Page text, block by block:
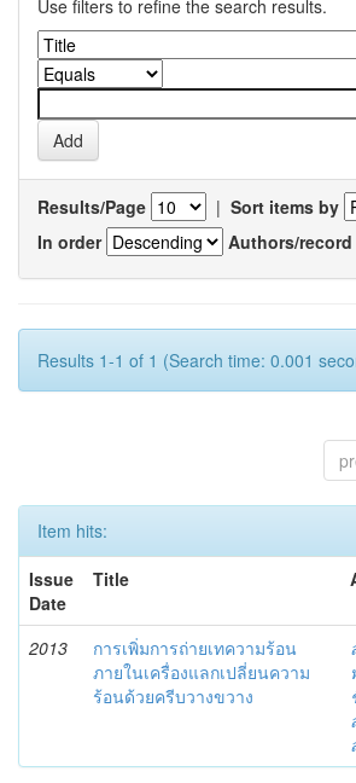
Use filters to refine the search results.
Results/Page | Sort items by
In order
Authors/record
Results 1-1 of 1 (Search time: 0.001
Item hits:
Issue
Date
Title
2013
การเพิ่มการถ่ายเทความร้อน
ภายในเครื่องแลกเปลี่ยนความ
ร้อนด้วยครีบวางขวาง